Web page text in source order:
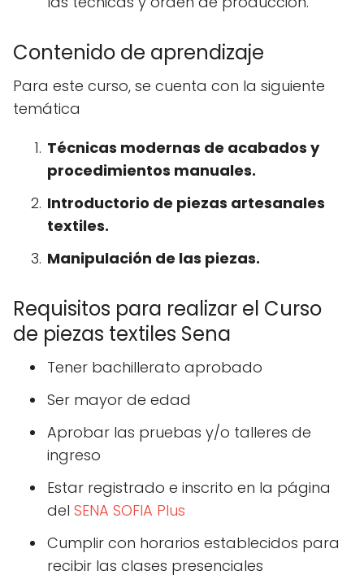
Contenido de aprendizaje
Para este curso, se cuenta con la siguiente
temática
Técnicas modernas de acabados y
procedimientos manuales.
Introductorio de piezas artesanales
textiles.
Manipulación de las piezas.
Requisitos para realizar el Curso
de piezas textiles Sena
Tener bachillerato aprobado
Ser mayor de edad
Aprobar las pruebas y/o talleres de
ingreso
Estar registrado e inscrito en la página
del SENA SOFIA Plus
Cumplir con horarios establecidos para
recibir las clases presenciales